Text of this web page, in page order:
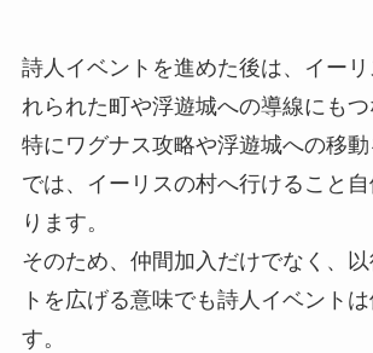
詩人イベントを進めた後は、イー
れられた町や浮遊城への導線にもつ
特にワグナス攻略や浮遊城への移
では、イーリスの村へ行けること
ります。
そのため、仲間加入だけでなく、
トを広げる意味でも詩人イベント
す。